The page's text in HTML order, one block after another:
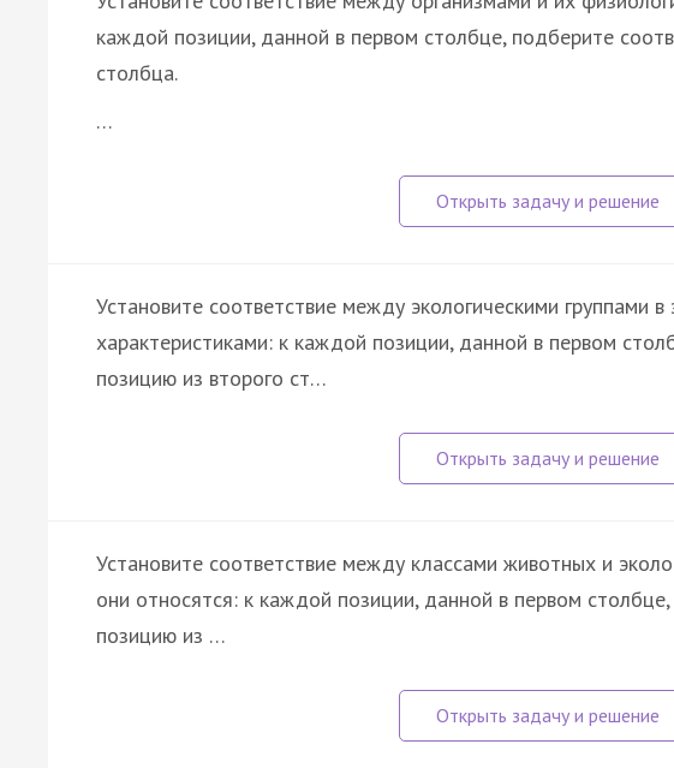
каждой позиции, данной в первом столбце, подберите
столбца.
…
Установите соответствие между экологическими группами в
характеристиками: к каждой позиции, данной в первом
позицию из второго ст…
Установите соответствие между классами животных и
они относятся: к каждой позиции, данной в первом
позицию из …